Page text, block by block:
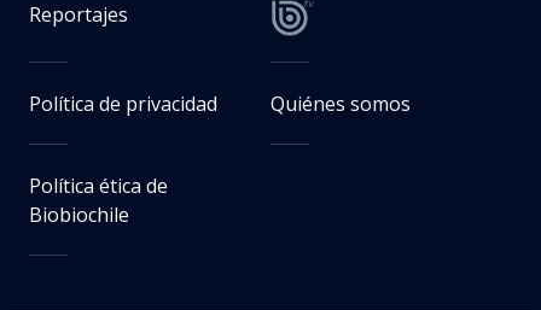
Reportajes
Política de privacidad Quiénes somos
Política ética de
Biobiochile